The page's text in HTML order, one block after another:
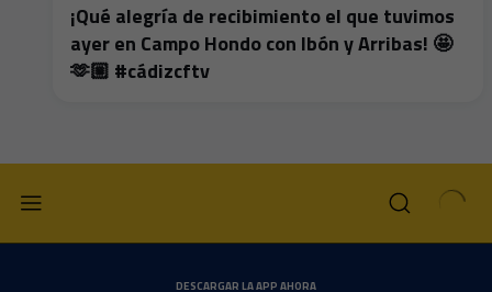
¡Qué alegría de recibimiento el que tuvimos
ayer en Campo Hondo con Ibón y Arribas! 🤩
🫶🏼 #cádizcftv
DESCARGAR LA APP AHORA